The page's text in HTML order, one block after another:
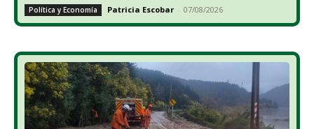
Política y Economía Patricia Escobar - 07/08/2026